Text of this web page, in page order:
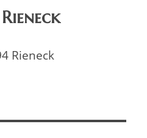
Rieneck